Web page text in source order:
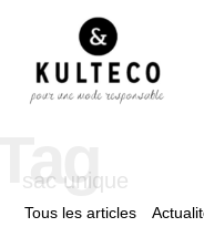
sac unique
Tous les articles